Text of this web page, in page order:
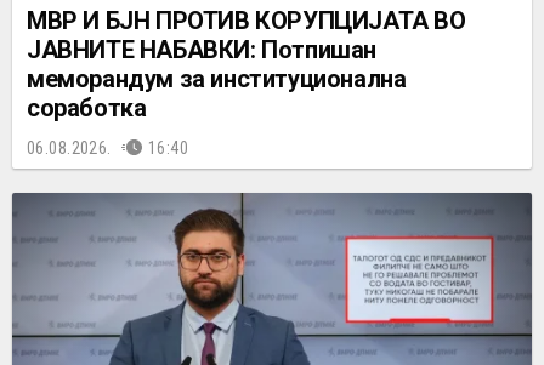
МВР И БЈН ПРОТИВ КОРУПЦИЈАТА ВО
ЈАВНИТЕ НАБАВКИ: Потпишан
меморандум за институционална
соработка
06.08.2026. 16:40